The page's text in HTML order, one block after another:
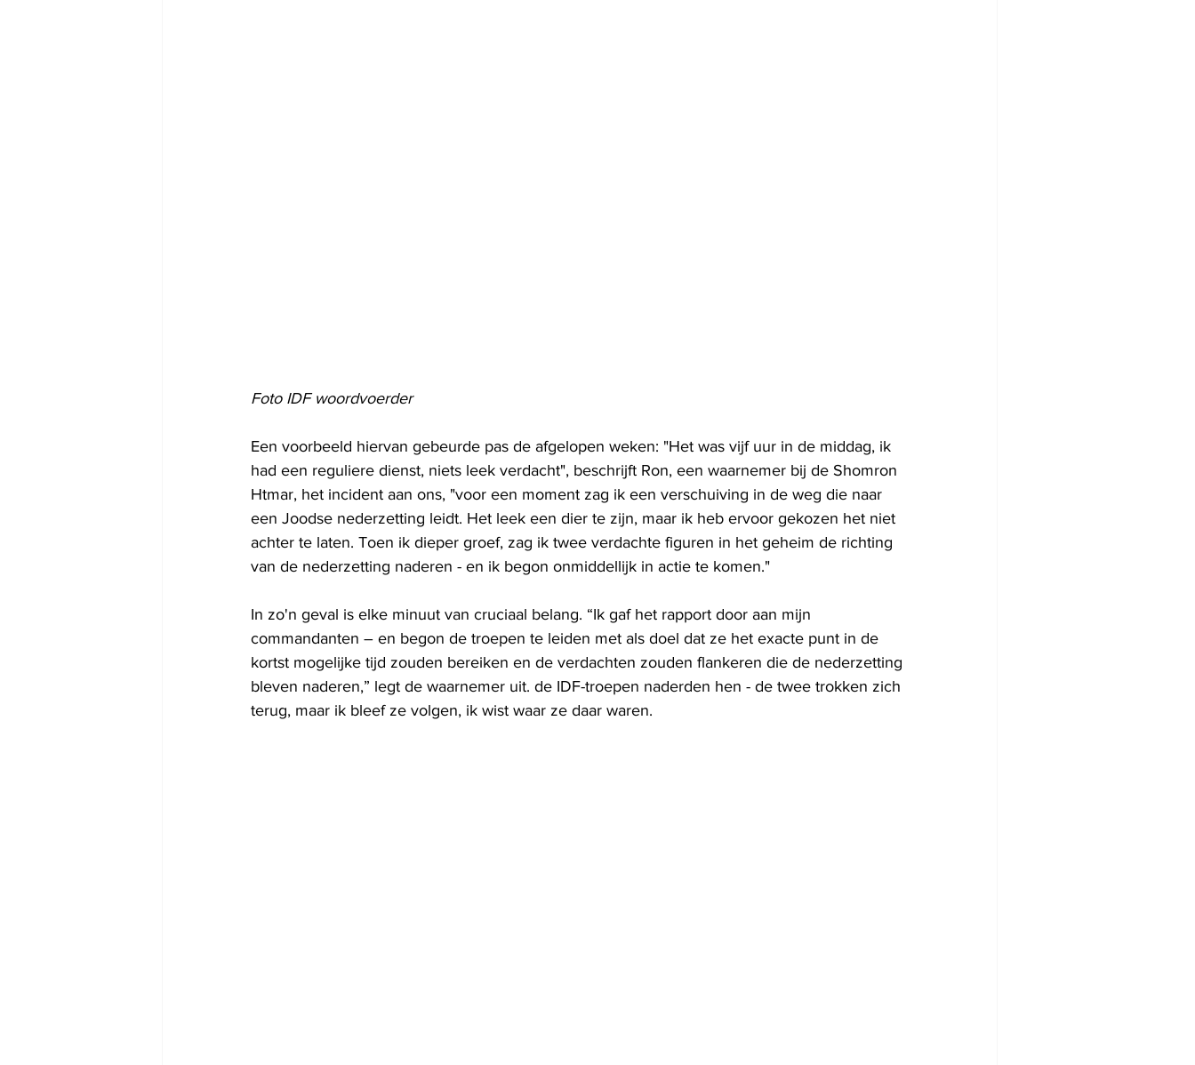
Foto IDF woordvoerder
Een voorbeeld hiervan gebeurde pas de afgelopen weken: "Het was vijf uur in de middag, ik
had een reguliere dienst, niets leek verdacht", beschrijft Ron, een waarnemer bij de Shomron
Htmar, het incident aan ons, "voor een moment zag ik een verschuiving in de weg die naar
een Joodse nederzetting leidt. Het leek een dier te zijn, maar ik heb ervoor gekozen het niet
achter te laten. Toen ik dieper groef, zag ik twee verdachte figuren in het geheim de richting
van de nederzetting naderen - en ik begon onmiddellijk in actie te komen."
In zo'n geval is elke minuut van cruciaal belang. “Ik gaf het rapport door aan mijn
commandanten – en begon de troepen te leiden met als doel dat ze het exacte punt in de
kortst mogelijke tijd zouden bereiken en de verdachten zouden flankeren die de nederzetting
bleven naderen,” legt de waarnemer uit. de IDF-troepen naderden hen - de twee trokken zich
terug, maar ik bleef ze volgen, ik wist waar ze daar waren.